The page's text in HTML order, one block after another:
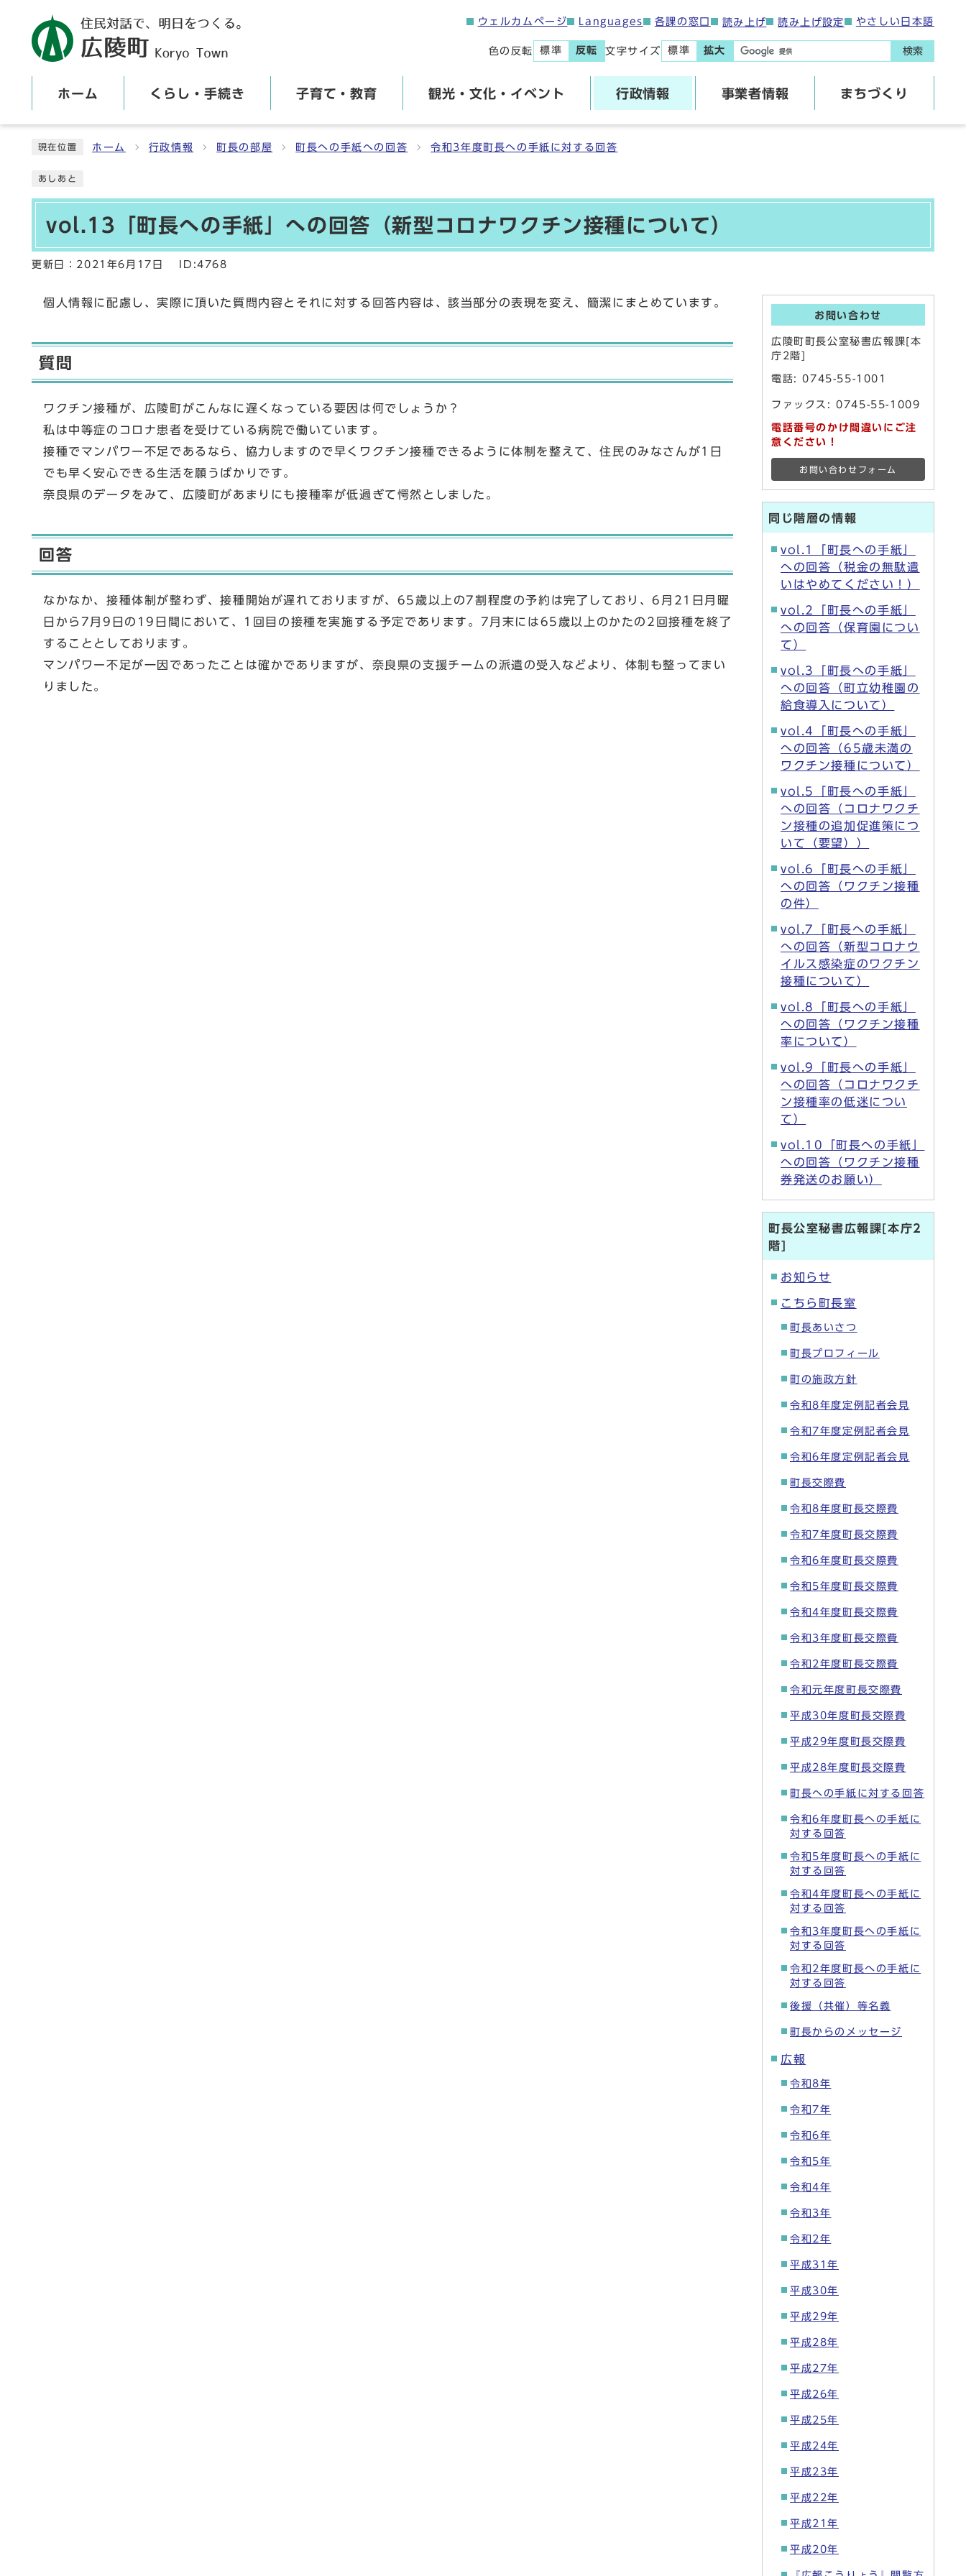
ウェルカムページ Languages 各課の窓口 読み上げ 読み上げ設定 やさしい日本語
色の反転 標準 反転 文字サイズ 標準 拡大 検索
ホーム くらし・手続き 子育て・教育 観光・文化・イベント 行政情報 事業者情報 まちづくり
現在位置 ホーム 行政情報 町長の部屋 町長への手紙への回答 令和3年度町長への手紙に対する回答
あしあと
vol.13「町長への手紙」への回答（新型コロナワクチン接種について）
更新日： 2021年6月17日 ID:4768
個人情報に配慮し、実際に頂いた質問内容とそれに対する回答内容は、該当部分の表現を変え、簡潔にまとめています。
質問
ワクチン接種が、広陵町がこんなに遅くなっている要因は何でしょうか？
私は中等症のコロナ患者を受けている病院で働いています。
接種でマンパワー不足であるなら、協力しますので早くワクチン接種できるように体制を整えて、住民のみなさんが1日
でも早く安心できる生活を願うばかりです。
奈良県のデータをみて、広陵町があまりにも接種率が低過ぎて愕然としました。
回答
なかなか、接種体制が整わず、接種開始が遅れておりますが、65歳以上の7割程度の予約は完了しており、6月21日月曜
日から7月9日の19日間において、1回目の接種を実施する予定であります。7月末には65歳以上のかたの2回接種を終了
することとしております。
マンパワー不足が一因であったことは確かでありますが、奈良県の支援チームの派遣の受入などより、体制も整ってまい
りました。
お問い合わせ
広陵町町長公室秘書広報課[本
庁2階]
電話:0745-55-1001
ファックス: 0745-55-1009
電話番号のかけ間違いにご注
意ください！
お問い合わせフォーム
同じ階層の情報
vol.1「町長への手紙」
への回答（税金の無駄遣
いはやめてください！）
vol.2「町長への手紙」
への回答（保育園につい
て）
vol.3「町長への手紙」
への回答（町立幼稚園の
給食導入について）
vol.4「町長への手紙」
への回答（65歳未満の
ワクチン接種について）
vol.5「町長への手紙」
への回答（コロナワクチ
ン接種の追加促進策につ
いて（要望））
vol.6「町長への手紙」
への回答（ワクチン接種
の件）
vol.7「町長への手紙」
への回答（新型コロナウ
イルス感染症のワクチン
接種について）
vol.8「町長への手紙」
への回答（ワクチン接種
率について）
vol.9「町長への手紙」
への回答（コロナワクチ
ン接種率の低迷につい
て）
vol.10「町長への手紙」
への回答（ワクチン接種
券発送のお願い）
町長公室秘書広報課[本庁2
階]
お知らせ
こちら町長室
町長あいさつ
町長プロフィール
町の施政方針
令和8年度定例記者会見
令和7年度定例記者会見
令和6年度定例記者会見
町長交際費
令和8年度町長交際費
令和7年度町長交際費
令和6年度町長交際費
令和5年度町長交際費
令和4年度町長交際費
令和3年度町長交際費
令和2年度町長交際費
令和元年度町長交際費
平成30年度町長交際費
平成29年度町長交際費
平成28年度町長交際費
町長への手紙に対する回答
令和6年度町長への手紙に
対する回答
令和5年度町長への手紙に
対する回答
令和4年度町長への手紙に
対する回答
令和3年度町長への手紙に
対する回答
令和2年度町長への手紙に
対する回答
後援（共催）等名義
町長からのメッセージ
広報
令和8年
令和7年
令和6年
令和5年
令和4年
令和3年
令和2年
平成31年
平成30年
平成29年
平成28年
平成27年
平成26年
平成25年
平成24年
平成23年
平成22年
平成21年
平成20年